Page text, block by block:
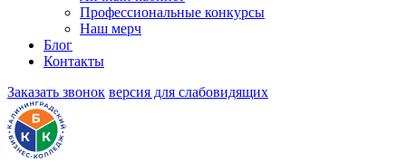
Профессиональные конкурсы
Наш мерч
Блог
Контакты
Заказать звонок версия для слабовидящих